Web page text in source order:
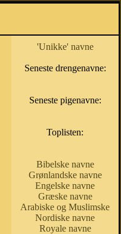
'Unikke' navne
Seneste drengenavne:
Seneste pigenavne:
Toplisten:
Bibelske navne
Grønlandske navne
Engelske navne
Græske navne
Arabiske og Muslimske
Nordiske navne
Royale navne